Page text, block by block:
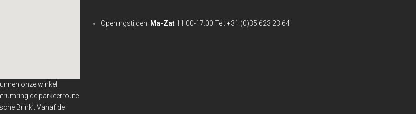
onze winkel
de parkeerroute
Brink’. Vanaf de
Openingstijden: Ma-Zat 11:00-17:00 Tel: +31 (0)35 623 23 64